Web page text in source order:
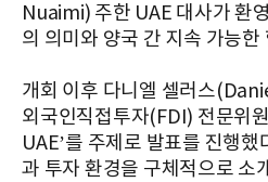
Nuaimi) 주한 UAE 대사가 환
의 의미와 양국 간 지속 가능
개회 이후 다니엘 셀러스
외국인직접투자(FDI) 전문위
UAE’를 주제로 발표를 진행
과 투자 환경을 구체적으로 소